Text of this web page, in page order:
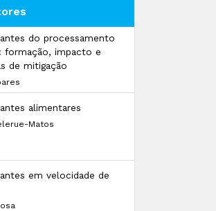
do processamento
formação, impacto e
de mitigação
alimentares
Matos
em velocidade de